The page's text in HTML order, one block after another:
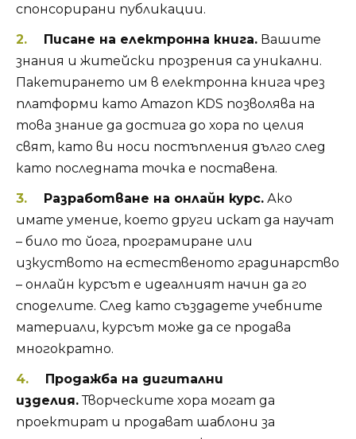
спонсорирани публикации.
Писане на електронна книга.Вашите
знания и житейски прозрения са уникални.
Пакетирането им в електронна книга чрез
платформи като Amazon KDS позволява на
това знание да достига до хора по целия
свят, като ви носи постъпления дълго след
като последната точка е поставена.
Разработване на онлайн курс.Ако
имате умение, което други искат да научат
– било то йога, програмиране или
изкуството на естественото градинарство
– онлайн курсът е идеалният начин да го
споделите. След като създадете учебните
материали, курсът може да се продава
многократно.
Продажба на дигитални
изделия.Творческите хора могат да
проектират и продават шаблони за